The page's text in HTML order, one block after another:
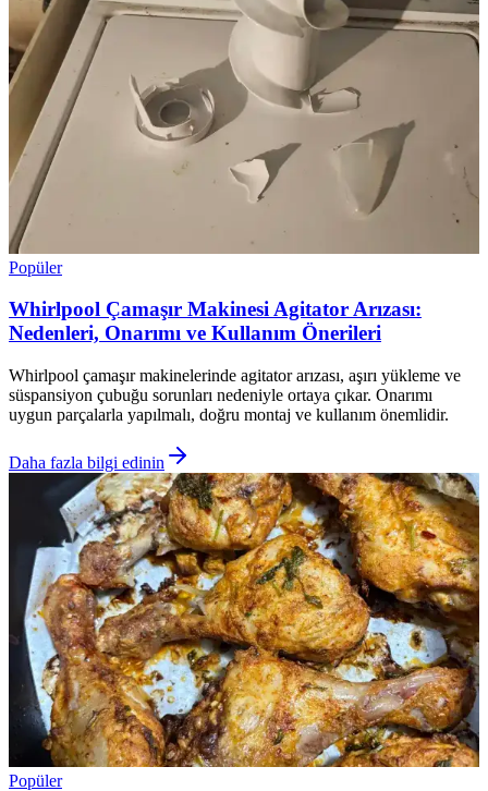
Popüler
Whirlpool Çamaşır Makinesi Agitator Arızası:
Nedenleri, Onarımı ve Kullanım Önerileri
Whirlpool çamaşır makinelerinde agitator arızası, aşırı yükleme ve
süspansiyon çubuğu sorunları nedeniyle ortaya çıkar. Onarımı
uygun parçalarla yapılmalı, doğru montaj ve kullanım önemlidir.
Daha fazla bilgi edinin
Popüler